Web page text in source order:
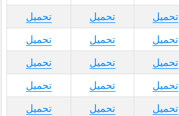
تحميل تحميل
تحميل
تحميل تحميل
تحميل
تحميل تحميل
تحميل
تحميل تحميل
تحميل
تحميل تحميل
تحميل